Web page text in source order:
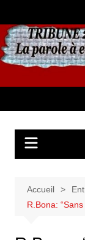
au
contenu
Accueil
R.Bona: